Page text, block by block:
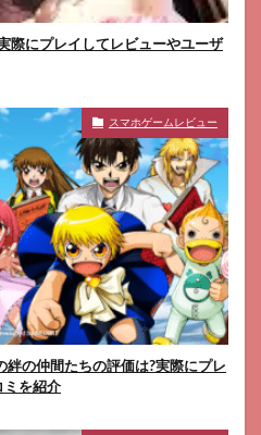
際にプレイしてレビューやユーザ
スマホゲームレビュー
の仲間たちの評価は?実際にプレ
ミを紹介